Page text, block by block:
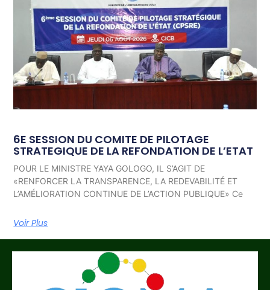
6E SESSION DU COMITE DE PILOTAGE
STRATEGIQUE DE LA REFONDATION DE L’ETAT
POUR LE MINISTRE YAYA GOLOGO, IL S’AGIT DE
«RENFORCER LA TRANSPARENCE, LA REDEVABILITÉ ET
L’AMÉLIORATION CONTINUE DE L’ACTION PUBLIQUE» Ce
Voir Plus